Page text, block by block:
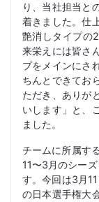
り、当社担当と
着きました。仕
艶消しタイプの
来栄えには皆さ
プをメインにさ
ちんとできてお
ただき、ありが
いします」と、
ました。
チームに所属す
11〜3月のシー
す。今回は3月
の日本選手権大